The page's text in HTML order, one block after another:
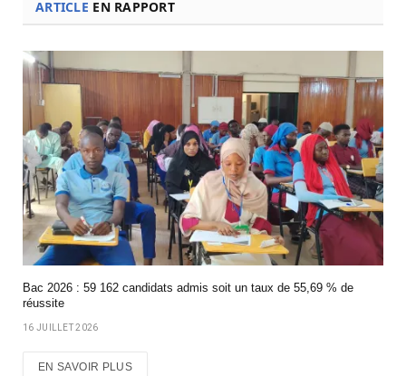
ARTICLE EN RAPPORT
Bac 2026 : 59 162 candidats admis soit un taux de 55,69 % de
réussite
16 JUILLET 2026
EN SAVOIR PLUS